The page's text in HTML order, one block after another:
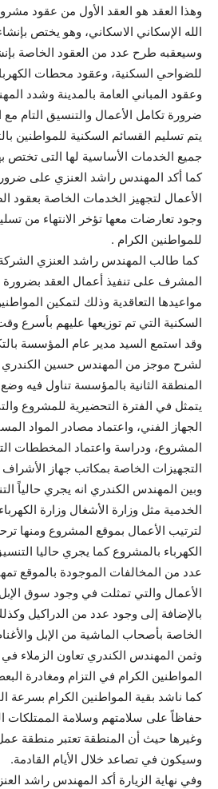
وهذا العقد هو العقد الأول من عقود
الله الإسكاني الاسكاني، وهو يختص
وسيعقبه طرح عدد من العقود الخاصة
للضواحي السكنية، وعقود محطات
وعقود المباني العامة بالمدينة وشدد
ضرورة تكامل الأعمال والتنسيق التام
يتم تسليم القسائم السكنية للمواطنين
جميع الخدمات الأساسية لها التى تختص
كما أكد المهندس راشد العنزي على ضرورة
الأعمال لتجهيز الخدمات الخاصة بعقود
وجود تعارضات معها تؤخر الانتهاء من
للمواطنين الكرام .
كما طالب المهندس راشد العنزي الشركة
المشرف ‏على تنفيذ أعمال العقد ‏بضرورة
مواعيدها التعاقدية وذلك لتمكين
السكنية التي تم توزيعها عليهم بأسرع
وقد استمع ‏السيد مدير عام المؤسسة
لشرح موجز من المهندس حسين الكندري
المنطقة الثانية بالمؤسسة تناول فيه
يتمثل في الفترة التحضيرية للمشروع
الجهاز الفني، واعتماد مصادر المواد
المشروع، ودراسة واعتماد المخططات
التجهيزات الخاصة بمكاتب جهاز الأشراف
وبين المهندس الكندري انه ‏يجري حالياً
الخدمية مثل وزارة الأشغال وزارة
لترتيب الأعمال بموقع المشروع ومنها
الكهرباء بالمشروع كما يجري حاليا
عدد من المخالفات الموجودة بالموقع
الأعمال والتي تمثلت في وجود سوق
بالإضافة إلى وجود عدد من الدراكيل
الخاصة بأصحاب الماشية من الإبل
وثمن المهندس الكندري تعاون الزملاء
المواطنين الكرام في التزام ومغادرة
كما ناشد بقية المواطنين الكرام
حفاظاً على سلامتهم وسلامة الممتلكات
وغيرها حيث أن المنطقة تعتبر منطقة
وسيكون في تصاعد خلال الأيام القادمة.
وفي نهاية الزيارة أكد المهندس راشد